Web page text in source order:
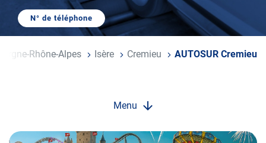
N° de téléphone
AFFICHER
DE
TÉLÉPHONE
Rhône-Alpes Isère Cremieu AUTOSUR Cremieu
Menu
Opération